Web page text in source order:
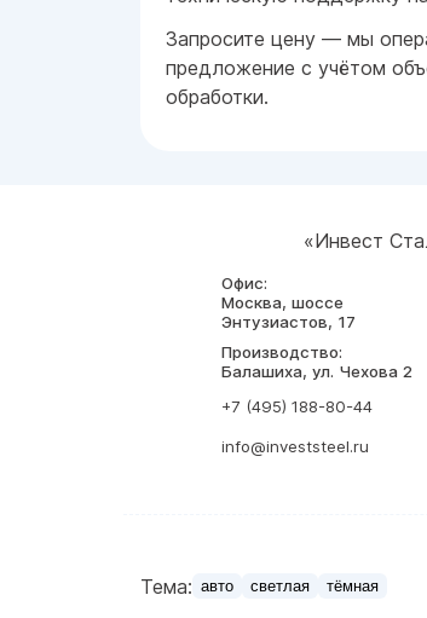
Запросите цену — мы
предложение с учётом
обработки.
«Инвест
Офис:
Москва, шоссе
Энтузиастов, 17
Производство:
Балашиха, ул. Чехова 2
+7 (495) 188-80-44
info@investsteel.ru
Тема: авто светлая тёмная